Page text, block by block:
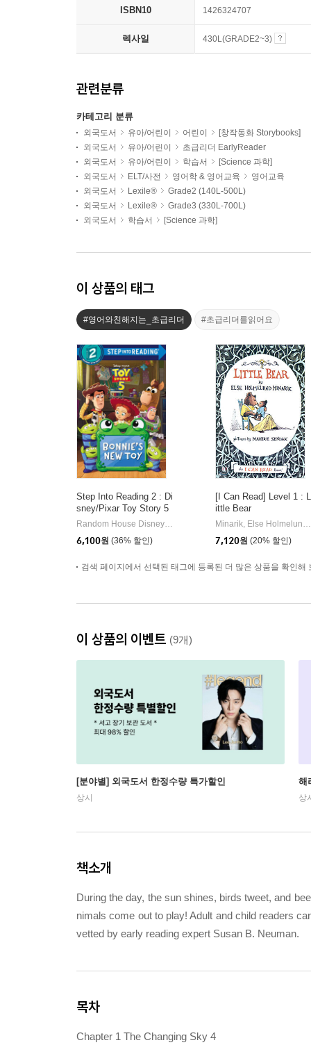
ISBN10 1426324707
렉사일 430L(GRADE2~3)
관련분류
카테고리 분류
외국도서 유아/어린이 어린이
[창작동화 Storybooks]
외국도서
유아/어린이
초급리더 EarlyReader
외국도서
유아/어린이 학습서
[Science 과학]
외국도서
ELT/사전 영어학 & 영어교육
영어교육
외국도서
Lexile®
Grade2 (140L-500L)
외국도서
Lexile®
Grade3 (330L-700L)
외국도서
학습서 [Science 과학]
이 상품의 태그
#영어와친해지는_초급리더 #초급리더를읽어요
Step Into Reading 2 : Di
sney/Pixar Toy Story 5
: Bonnie's New Toy
Random House Disney/ Disney Storybook Art Team (ILT) |
6,100원 (36% 할인)
[I Can Read] Level 1 : L
ittle Bear
Minarik, Else Holmelund / Sendak, Maurice
7,120원 (20% 할인)
검색 페이지에서 선택된 태그에 등록된 더 많은 상품을 확인해
이 상품의 이벤트 (9개)
[분야별] 외국도서 한정수량 특가할인
상시
해
상
책소개
During the day, the sun shines, birds tweet, and
nimals come out to play! Adult and child readers
vetted by early reading expert Susan B. Neuman.
목차
Chapter 1 The Changing Sky 4